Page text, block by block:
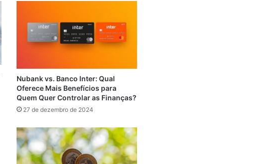
Nubank vs. Banco Inter: Qual
Oferece Mais Benefícios para
Quem Quer Controlar as Finanças?
27 de dezembro de 2024